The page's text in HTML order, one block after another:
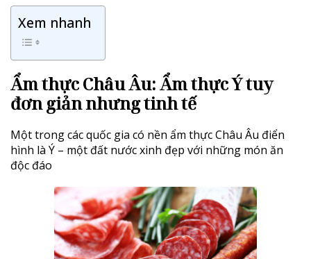
Xem nhanh
Ẩm thực Châu Âu: Ẩm thực Ý tuy
đơn giản nhưng tinh tế
Một trong các quốc gia có nền ẩm thực Châu Âu điển
hình là Ý – một đất nước xinh đẹp với những món ăn
độc đáo